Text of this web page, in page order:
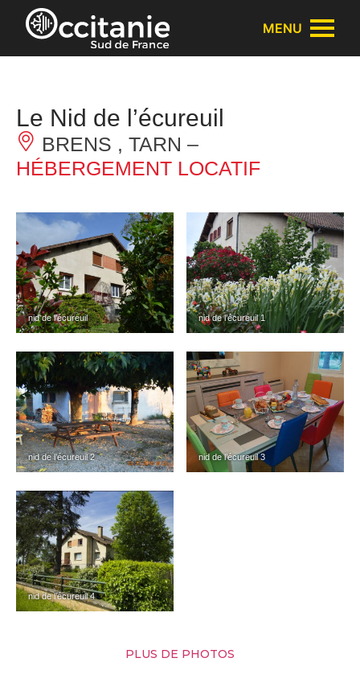
Panneau de gestion des cookies
MENU
Le Nid de l’écureuil
BRENS , TARN –
HÉBERGEMENT LOCATIF
nid de l’écureuil nid de l’écureuil 1
nid de l’écureuil 2 nid de l’écureuil 3
nid de l’écureuil 4
PLUS DE PHOTOS